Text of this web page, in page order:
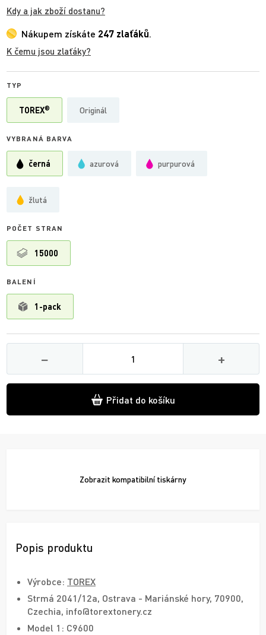
Kdy a jak zboží dostanu?
Nákupem získáte 247 zlaťáků.
K čemu jsou zlaťáky?
TYP
TOREX® Originál
VYBRANÁ BARVA
černá azurová purpurová
žlutá
POČET STRAN
15000
BALENÍ
1-pack
−
Množství
+
Přidat do košíku
Zobrazit kompatibilní tiskárny
Popis produktu
Výrobce: TOREX
Strmá 2041/12a, Ostrava - Mariánské hory, 70900,
Czechia, info@torextonery.cz
Model 1: C9600